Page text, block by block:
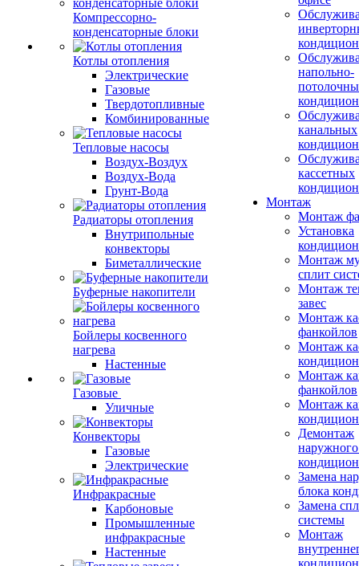
Компрессорно-
конденсаторные блоки
Котлы отопления
Электрические
Газовые
Твердотопливные
Комбинированные
Тепловые насосы
Воздух-Воздух
Воздух-Вода
Грунт-Вода
Радиаторы отопления
Внутрипольные
конвекторы
Биметаллические
Буферные накопители
Бойлеры косвенного
нагрева
Настенные
Газовые
Уличные
Конвекторы
Газовые
Электрические
Инфракрасные
Карбоновые
Промышленные
инфракрасные
Настенные
напольно-
канальных
кассетных
Монтаж
Монтаж
Установка
Монтаж
сплит
Монтаж
завес
Монтаж
фанкойлов
Монтаж
Монтаж
фанкойлов
Монтаж
Демонтаж
Замена
блока
Замена
системы
Монтаж